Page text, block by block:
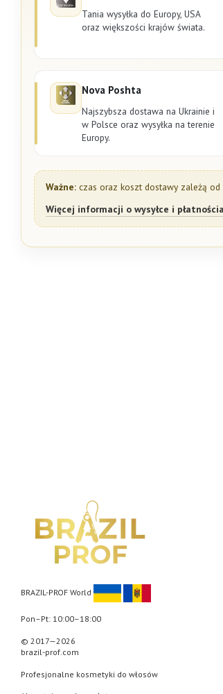
Tania wysyłka do Europy, USA
oraz większości krajów świata.
Nova Poshta
Najszybsza dostawa na Ukrainie i
w Polsce oraz wysyłka na terenie
Europy.
Ważne: czas oraz koszt dostawy zależą
Więcej informacji o wysyłce i
BRAZIL-PROF World
Pon–Pt: 10:00–18:00
© 2017—2026
brazil-prof.com
Profesjonalne kosmetyki do włosów